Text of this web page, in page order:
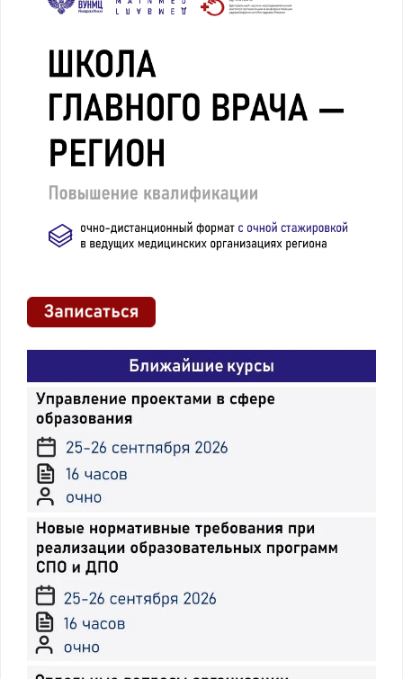
13.
стратегическое
мышление
Модуль
14.
Деловые
коммуникации и
личностное развитие
16
15.
временем и
Модуль
Стрессоустойчивость